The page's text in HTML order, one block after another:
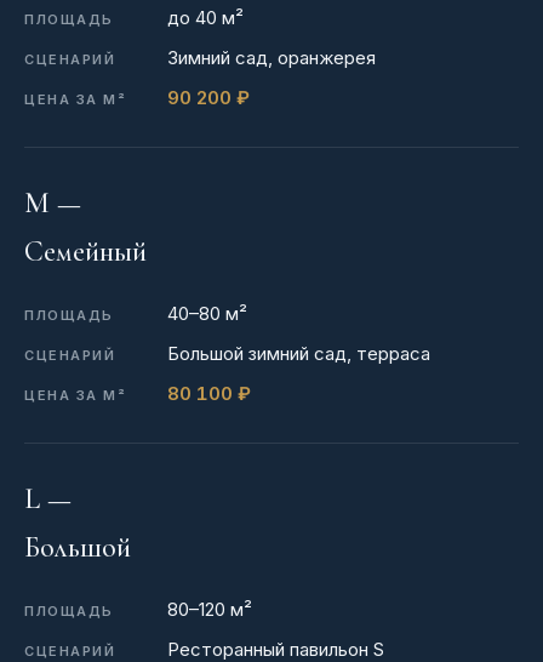
до 40 м²
Зимний сад, оранжерея
90 200 ₽
M —
Семейный
40–80 м²
Большой зимний сад, терраса
80 100 ₽
L —
Большой
80–120 м²
Ресторанный павильон S